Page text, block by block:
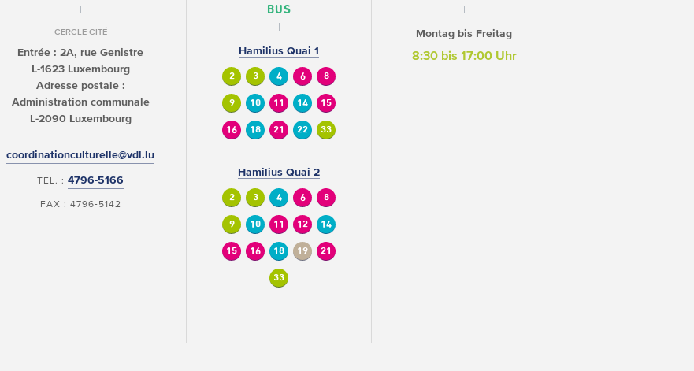
CERCLE CITÉ
Entrée : 2A, rue Genistre
L-1623 Luxembourg
Adresse postale :
Administration communale
L-2090 Luxembourg
coordinationculturelle@vdl.lu
TEL. : 4796-5166
FAX : 4796-5142
BUS
Hamilius Quai 1
2 3 4 6 8
9 10 11 14 15
16 18 21 22 33
Hamilius Quai 2
2 3 4 6 8
9 10 11 12 14
15 16 18 19 21
33
Montag bis Freitag
8:30 bis 17:00 Uhr